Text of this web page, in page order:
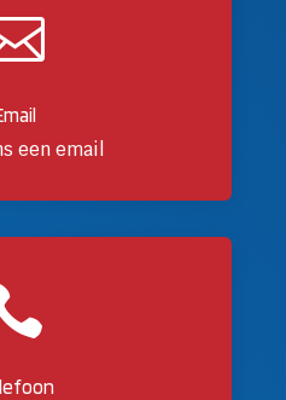
een email